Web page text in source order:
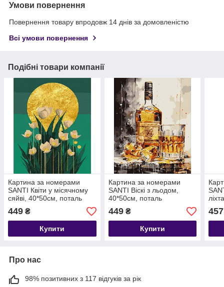
Умови повернення
Повернення товару впродовж 14 днів за домовленістю
Всі умови повернення
Подібні товари компанії
Картина за номерами
SANTI Квіти у місячному
сяйві, 40*50см, поталь
449 ₴
Купити
Картина за номерами
SANTI Віскі з льодом,
40*50см, поталь
449₴
Купити
LED
457
Про нас
98% позитивних з 117 відгуків за рік